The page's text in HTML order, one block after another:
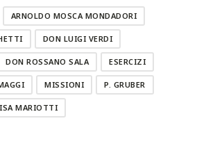
ARNOLDO MOSCA MONDADORI
DON LUIGI VERDI
DON ROSSANO SALA ESERCIZI
MISSIONI P. GRUBER
MARIOTTI